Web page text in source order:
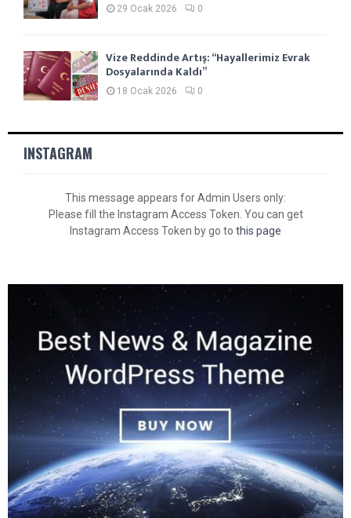
29 Ocak 2026 0
Vize Reddinde Artış: “Hayallerimiz Evrak
Dosyalarında Kaldı”
18 Ocak 2026 0
INSTAGRAM
This message appears for Admin Users only:
Please fill the Instagram Access Token. You can get
Instagram Access Token by go to this page